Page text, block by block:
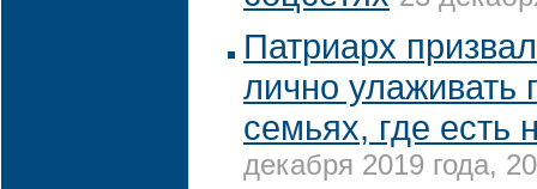
Патриарх
лично улаживать
семьях, где есть
декабря 2019 года,